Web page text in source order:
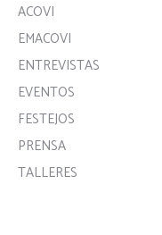
ACOVI
EMACOVI
ENTREVISTAS
EVENTOS
FESTEJOS
PRENSA
TALLERES